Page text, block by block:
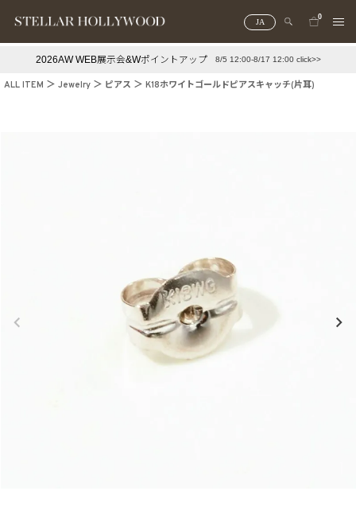
JA
0
2026AW WEB展示会&Wポイントアップ 8/5 12:00-8/17 12:00 click>>
ALL ITEM Jewelry ピアス K18ホワイトゴールドピアスキャッチ(片耳)